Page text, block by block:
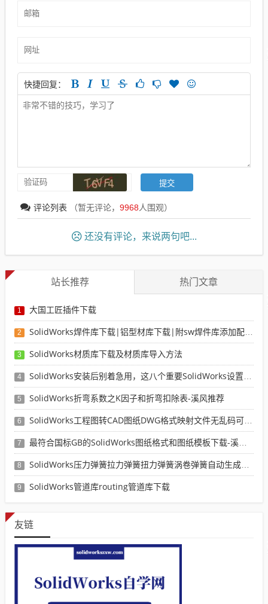
快捷回复：
评论列表 （暂无评论， 9968人围观）
还没有评论，来说两句吧...
站长推荐 热门文章
1 大国工匠插件下载
2 SolidWorks焊件库下载|铝型材库下载|附sw焊件库添加配置使用教程
3 SolidWorks材质库下载及材质库导入方法
4 SolidWorks安装后别着急用，这八个重要SolidWorks设置可以提高你的画图效率
5 SolidWorks折弯系数之K因子和折弯扣除表-溪风推荐
6 SolidWorks工程图转CAD图纸DWG格式映射文件无乱码可分层-溪风亲测推荐
7 最符合国标GB的SolidWorks图纸格式和图纸模板下载-溪风专用版
8 SolidWorks压力弹簧拉力弹簧扭力弹簧涡卷弹簧自动生成宏程序下载
9 SolidWorks管道库routing管道库下载
友链